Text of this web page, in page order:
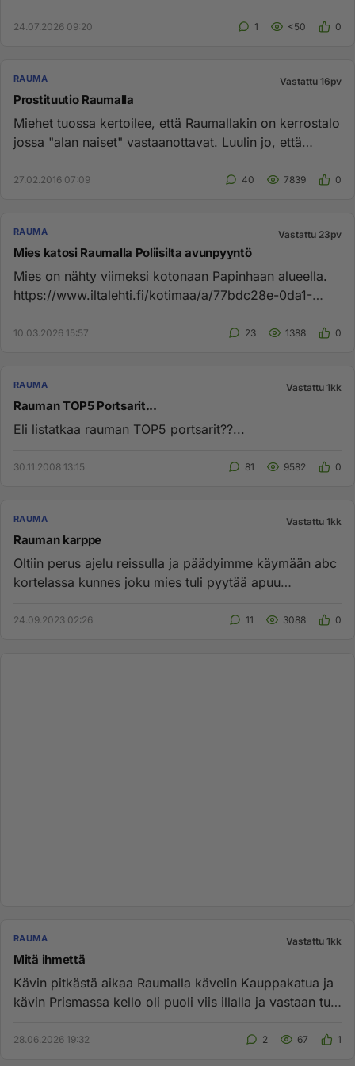
24.07.2026 09:20 1 <50 0
RAUMA Vastattu 16pv
Prostituutio Raumalla
Miehet tuossa kertoilee, että Raumallakin on kerrostalo
jossa "alan naiset" vastaanottavat. Luulin jo, että
27.02.2016 07:09 40 7839 0
RAUMA Vastattu 23pv
Mies katosi Raumalla Poliisilta avunpyyntö
Mies on nähty viimeksi kotonaan Papinhaan alueella.
https://www.iltalehti.fi/kotimaa/a/77bdc28e-0da1-
10.03.2026 15:57 23 1388 0
RAUMA Vastattu 1kk
Rauman TOP5 Portsarit...
Eli listatkaa rauman TOP5 portsarit??...
30.11.2008 13:15 81 9582 0
RAUMA Vastattu 1kk
Rauman karppe
Oltiin perus ajelu reissulla ja päädyimme käymään abc
kortelassa kunnes joku mies tuli pyytää apuu
24.09.2023 02:26 11 3088 0
RAUMA Vastattu 1kk
Mitä ihmettä
Kävin pitkästä aikaa Raumalla kävelin Kauppakatua ja
kävin Prismassa kello oli puoli viis illalla ja vastaan tuli
28.06.2026 19:32 2 67 1